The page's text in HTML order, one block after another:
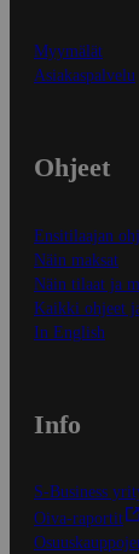
Myymälät
Asiakaspalvelu
Ohjeet
Ensitilaajan
Näin maksat
Näin tilaat ja
Kaikki ohjeet
In English
Info
S-Business
Oiva-raportit